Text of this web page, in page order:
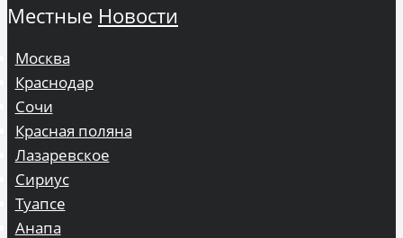
Местные Новости
Москва
Краснодар
Сочи
Красная поляна
Лазаревское
Сириус
Туапсе
Анапа